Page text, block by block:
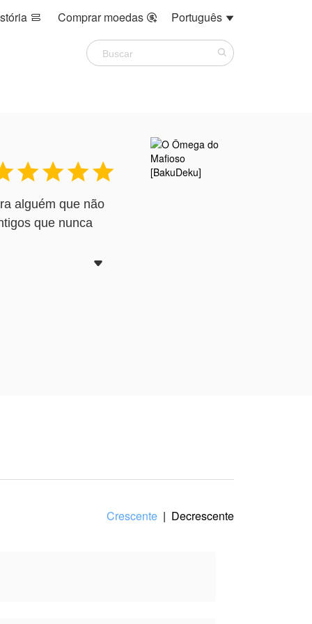
 Comprar moedas  Português 

alguém que não
que nunca

Crescente | Decrescente